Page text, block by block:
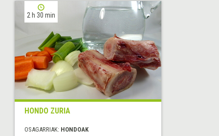
2 h 30 min
HONDO ZURIA
OSAGARRIAK: HONDOAK